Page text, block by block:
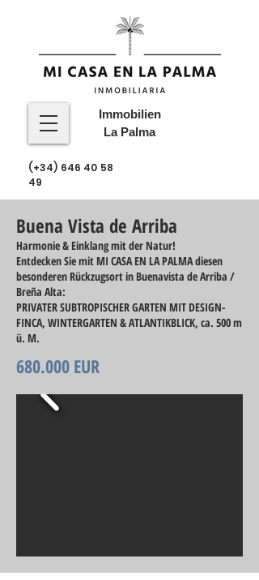
Immobilien
La Palma
(+34) 646 40 58
49
Buena Vista de Arriba
Harmonie & Einklang mit der Natur!
Entdecken Sie mit MI CASA EN LA PALMA diesen
besonderen Rückzugsort in Buenavista de Arriba /
Breña Alta:
PRIVATER SUBTROPISCHER GARTEN MIT DESIGN-
FINCA, WINTERGARTEN & ATLANTIKBLICK, ca. 500 m
ü. M.
680.000 EUR